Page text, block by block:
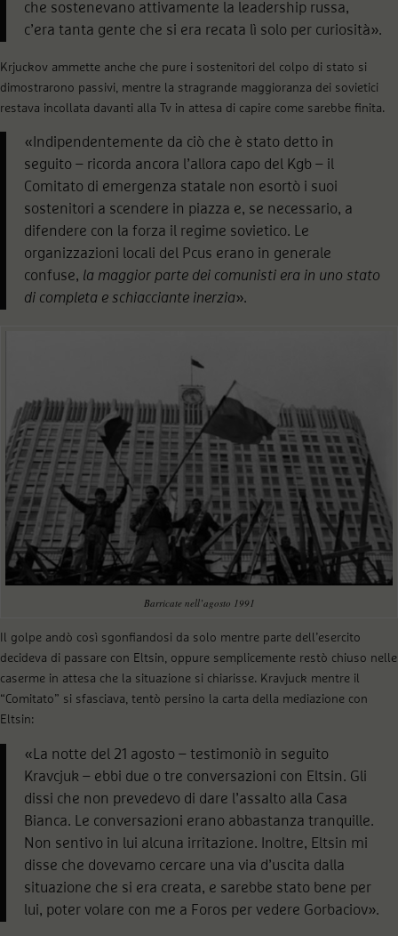
che sostenevano attivamente la leadership russa,
c’era tanta gente che si era recata lì solo per curiosità».
Krjuckov ammette anche che pure i sostenitori del colpo di stato si
dimostrarono passivi, mentre la stragrande maggioranza dei sovietici
restava incollata davanti alla Tv in attesa di capire come sarebbe finita.
«Indipendentemente da ciò che è stato detto in
seguito – ricorda ancora l’allora capo del Kgb – il
Comitato di emergenza statale non esortò i suoi
sostenitori a scendere in piazza e, se necessario, a
difendere con la forza il regime sovietico. Le
organizzazioni locali del Pcus erano in generale
confuse, la maggior parte dei comunisti era in uno stato
di completa e schiacciante inerzia».
Barricate nell’agosto 1991
Il golpe andò così sgonfiandosi da solo mentre parte dell’esercito
decideva di passare con Eltsin, oppure semplicemente restò chiuso nelle
caserme in attesa che la situazione si chiarisse. Kravjuck mentre il
“Comitato” si sfasciava, tentò persino la carta della mediazione con
Eltsin:
«La notte del 21 agosto – testimoniò in seguito
Kravcjuk – ebbi due o tre conversazioni con Eltsin. Gli
dissi che non prevedevo di dare l’assalto alla Casa
Bianca. Le conversazioni erano abbastanza tranquille.
Non sentivo in lui alcuna irritazione. Inoltre, Eltsin mi
disse che dovevamo cercare una via d’uscita dalla
situazione che si era creata, e sarebbe stato bene per
lui, poter volare con me a Foros per vedere Gorbaciov».